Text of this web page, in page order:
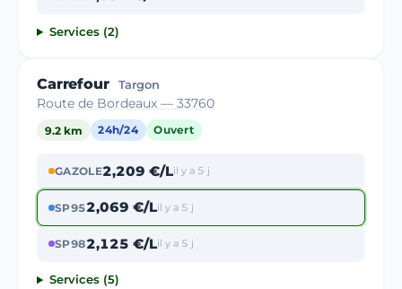
Services (2)
Carrefour Targon
Route de Bordeaux — 33760
9.2 km 24h/24 Ouvert
GAZOLE2,209 €/Lil y a 5 j
SP952,069 €/Lil y a 5 j
SP982,125 €/Lil y a 5 j
Services (5)